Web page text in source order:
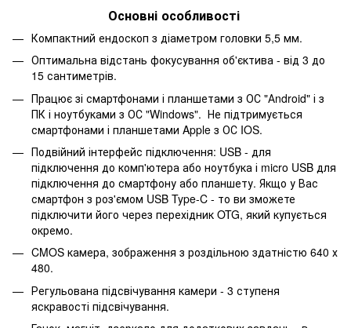
Основні особливості
Компактний ендоскоп з діаметром головки 5,5 мм.
Оптимальна відстань фокусування об'єктива - від 3 до
15 сантиметрів.
Працює зі смартфонами і планшетами з ОС "Аndroid" і з
ПК і ноутбуками з ОС "Windows". Не підтримується
смартфонами і планшетами Apple з ОС IOS.
Подвійний інтерфейс підключення: USB - для
підключення до комп'ютера або ноутбука і micro USB для
підключення до смартфону або планшету. Якщо у Вас
смартфон з роз'ємом USB Type-C - то ви зможете
підключити його через перехідник OTG, який купується
окремо.
CMOS камера, зображення з роздільною здатністю 640 х
480.
Регульована підсвічування камери - 3 ступеня
яскравості підсвічування.